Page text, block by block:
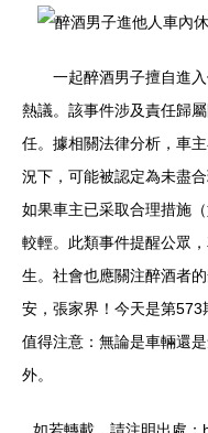
一起醉酒男子擅自進
熱議。該事件涉及責任歸
任。據相關法律分析，車
況下，可能被認定為未盡
如果車主已采取合理措施
較輕。此類事件提醒公眾
生。社會也應關注醉酒者
安，張家界！今天是第
值得注意：無論是車輛還
外。